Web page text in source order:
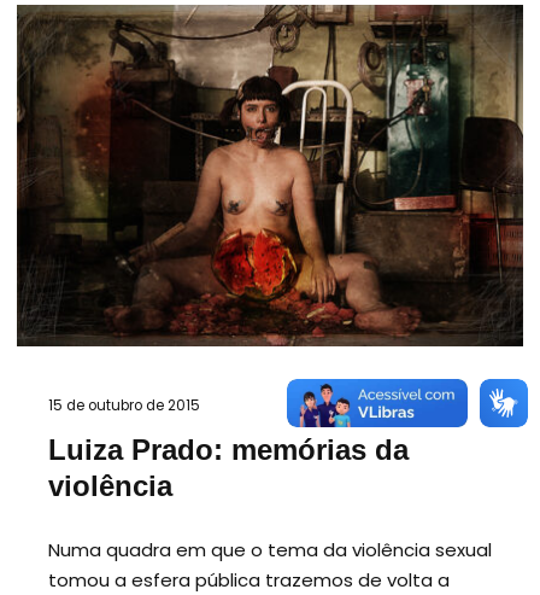
15 de outubro de 2015
Luiza Prado: memórias da
violência
Numa quadra em que o tema da violência sexual
tomou a esfera pública trazemos de volta a